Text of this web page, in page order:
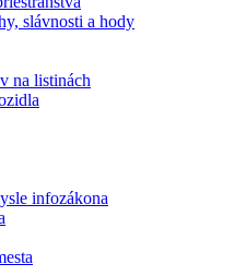
slávnosti a hody
na listinách
infozákona